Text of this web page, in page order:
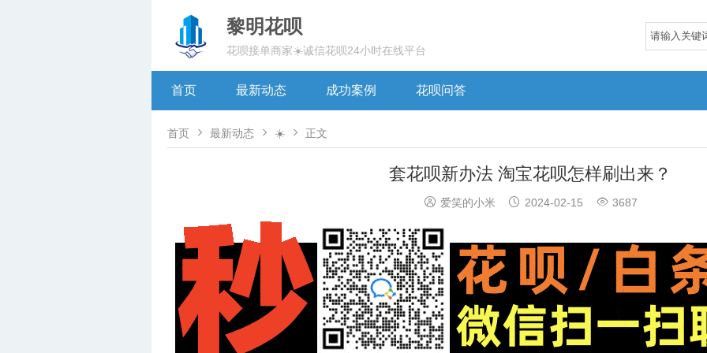
黎明花呗
花呗接单商家☀️诚信花呗24小时在线平台
首页 最新动态 成功案例 花呗问答
首页  最新动态  ☀️  正文
套花呗新办法 淘宝花呗怎样刷出来？
 爱笑的小米  2024-02-15  3687